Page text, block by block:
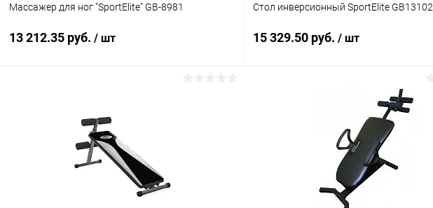
Массажер для ног "SportElite" GB-8981
13 212.35 руб. / шт
Cтол инверсионный SportElite GB13102
15 329.50 руб. / шт
Подписаться
Сравнение